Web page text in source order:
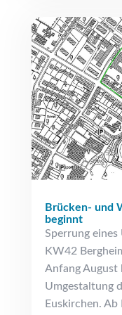
Brücken- und
beginnt
Sperrung
KW42
Anfang August
Umgestaltung
Euskirchen.